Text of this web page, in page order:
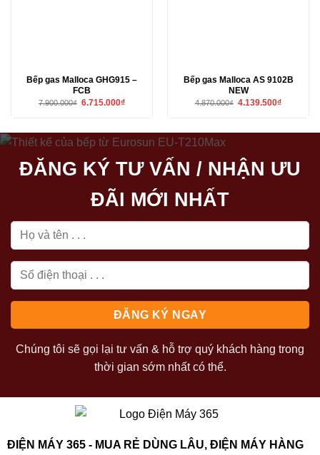
Bếp gas Malloca GHG915 –
FCB
7.900.000₫ Giá
6.715.000₫Giá
6.715.000₫.
Bếp gas Malloca AS 9102B
NEW
4.870.000₫ Giá
4.139.500₫Giá
ĐĂNG KÝ TƯ VẤN / NHẬN ƯU
ĐÃI MỚI NHẤT
Chúng tôi sẽ gọi lại tư vấn & hỗ trợ quý khách hàng trong
thời gian sớm nhất có thể.
ĐIỆN MÁY 365 - MUA RẺ DÙNG LÂU, ĐIỆN MÁY HÀNG